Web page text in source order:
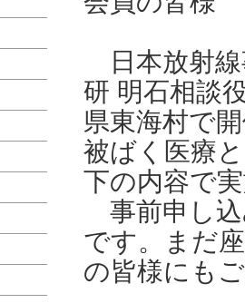
日本放射線
研 明石相談
県東海村で
被ばく医療
下の内容で
事前申し込
です。まだ
の皆様にも